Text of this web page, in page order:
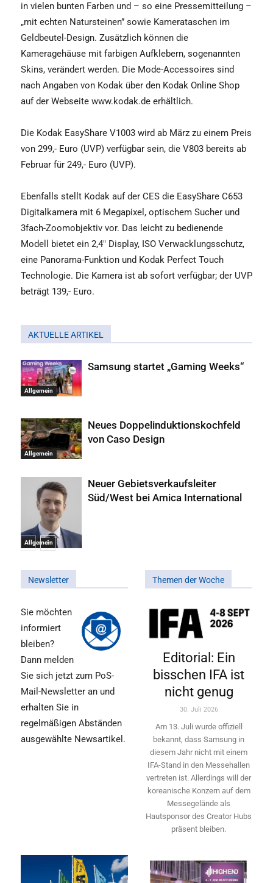
in vielen bunten Farben und – so eine Pressemitteilung –
„mit echten Natursteinen” sowie Kamerataschen im
Geldbeutel-Design. Zusätzlich können die
Kameragehäuse mit farbigen Aufklebern, sogenannten
Skins, verändert werden. Die Mode-Accessoires sind
nach Angaben von Kodak über den Kodak Online Shop
auf der Webseite www.kodak.de erhältlich.
Die Kodak EasyShare V1003 wird ab März zu einem Preis
von 299,- Euro (UVP) verfügbar sein, die V803 bereits ab
Februar für 249,- Euro (UVP).
Ebenfalls stellt Kodak auf der CES die EasyShare C653
Digitalkamera mit 6 Megapixel, optischem Sucher und
3fach-Zoomobjektiv vor. Das leicht zu bedienende
Modell bietet ein 2,4" Display, ISO Verwacklungsschutz,
eine Panorama-Funktion und Kodak Perfect Touch
Technologie. Die Kamera ist ab sofort verfügbar; der UVP
beträgt 139,- Euro.
AKTUELLE ARTIKEL
Allgemein
Samsung startet „Gaming Weeks“
Allgemein
Neues Doppelinduktionskochfeld
von Caso Design
Allgemein
Neuer Gebietsverkaufsleiter
Süd/West bei Amica International
Newsletter
Sie möchten
informiert
bleiben?
Dann melden
Sie sich jetzt zum PoS-
Mail-Newsletter an und
erhalten Sie in
regelmäßigen Abständen
ausgewählte Newsartikel.
Themen der Woche
Editorial: Ein
bisschen IFA ist
nicht genug
30. Juli 2026
Am 13. Juli wurde offiziell
bekannt, dass Samsung in
diesem Jahr nicht mit einem
IFA-Stand in den Messehallen
vertreten ist. Allerdings will ­der
koreanische Konzern auf dem
Messegelände als
Hautsponsor des Creator Hubs
präsent bleiben.